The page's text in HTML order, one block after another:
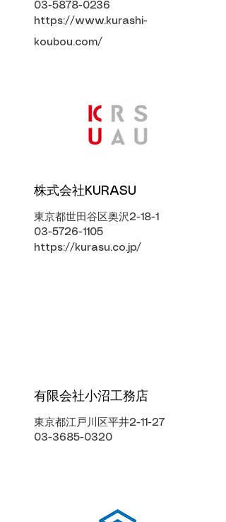
03-5878-0236
https://www.kurashi-
koubou.com/
​株式会社KURASU
東京都世田谷区奥沢2-18-1
03-5726-1105
https://kurasu.co.jp/
有限会社小沼工務店
東京都江戸川区平井2-11-27
03-3685-0320